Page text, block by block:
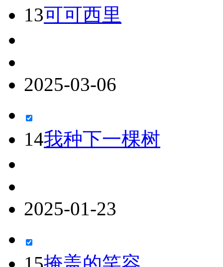
13可可西里
2025-03-06
14我种下一棵树
2025-01-23